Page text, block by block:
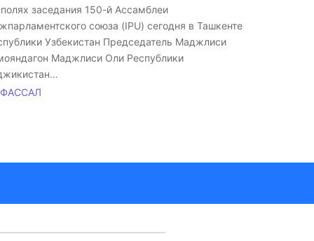
заседания 150-й Ассамблеи
союза (IPU) сегодня в Ташкенте
Узбекистан Председатель Маджлиси
Маджлиси Оли Республики